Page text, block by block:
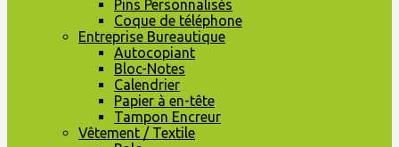
Pins Personnalisés
Coque de téléphone
Entreprise Bureautique
Autocopiant
Bloc-Notes
Calendrier
Papier à en-tête
Tampon Encreur
Vêtement / Textile